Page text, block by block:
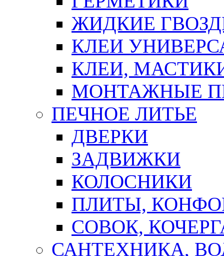
ЖИДКИЕ
КЛЕИ
КЛЕИ,
МОНТАЖНЫЕ
ПЕЧНОЕ ЛИТЬЕ
ДВЕРКИ
ЗАДВИЖКИ
КОЛОСНИКИ
ПЛИТЫ,
СОВОК,
САНТЕХНИКА,